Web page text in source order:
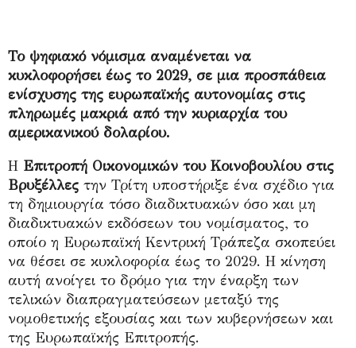
Το ψηφιακό νόμισμα αναμένεται να
κυκλοφορήσει έως το 2029, σε μια προσπάθεια
ενίσχυσης της ευρωπαϊκής αυτονομίας στις
πληρωμές μακριά από την κυριαρχία του
αμερικανικού δολαρίου.
Η Επιτροπή Οικονομικών του Κοινοβουλίου στις
Βρυξέλλες την Τρίτη υποστήριξε ένα σχέδιο για
τη δημιουργία τόσο διαδικτυακών όσο και μη
διαδικτυακών εκδόσεων του νομίσματος, το
οποίο η Ευρωπαϊκή Κεντρική Τράπεζα σκοπεύει
να θέσει σε κυκλοφορία έως το 2029. Η κίνηση
αυτή ανοίγει το δρόμο για την έναρξη των
τελικών διαπραγματεύσεων μεταξύ της
νομοθετικής εξουσίας και των κυβερνήσεων και
της Ευρωπαϊκής Επιτροπής.